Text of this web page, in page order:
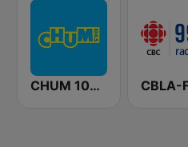
CHUM 104.5 FM (CA Only)